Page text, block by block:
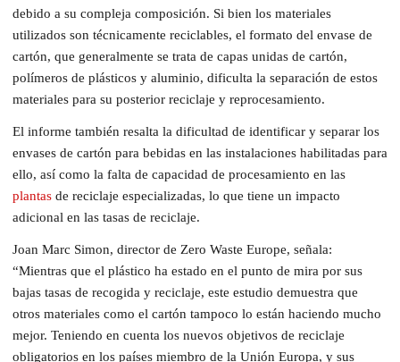
debido a su compleja composición. Si bien los materiales
utilizados son técnicamente reciclables, el formato del envase de
cartón, que generalmente se trata de capas unidas de cartón,
polímeros de plásticos y aluminio, dificulta la separación de estos
materiales para su posterior reciclaje y reprocesamiento.
El informe también resalta la dificultad de identificar y separar los
envases de cartón para bebidas en las instalaciones habilitadas para
ello, así como la falta de capacidad de procesamiento en las
plantas de reciclaje especializadas, lo que tiene un impacto
adicional en las tasas de reciclaje.
Joan Marc Simon, director de Zero Waste Europe, señala:
“Mientras que el plástico ha estado en el punto de mira por sus
bajas tasas de recogida y reciclaje, este estudio demuestra que
otros materiales como el cartón tampoco lo están haciendo mucho
mejor. Teniendo en cuenta los nuevos objetivos de reciclaje
obligatorios en los países miembro de la Unión Europa, y sus